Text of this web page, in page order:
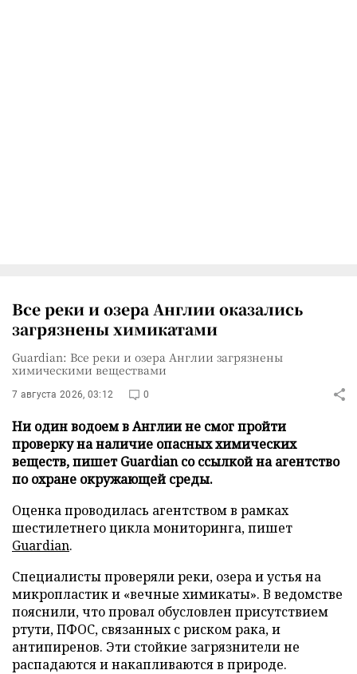
Все реки и озера Англии оказались
загрязнены химикатами
Guardian: Все реки и озера Англии загрязнены
химическими веществами
7 августа 2026, 03:12 0
Ни один водоем в Англии не смог пройти
проверку на наличие опасных химических
веществ, пишет Guardian со ссылкой на агентство
по охране окружающей среды.
Оценка проводилась агентством в рамках
шестилетнего цикла мониторинга, пишет
Guardian.
Специалисты проверяли реки, озера и устья на
микропластик и «вечные химикаты». В ведомстве
пояснили, что провал обусловлен присутствием
ртути, ПФОС, связанных с риском рака, и
антипиренов. Эти стойкие загрязнители не
распадаются и накапливаются в природе.